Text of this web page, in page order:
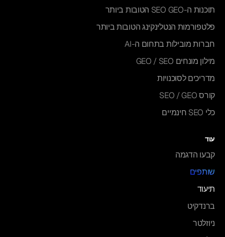
תוכנות ה-SEO GEO הטובות ביותר
פלטפורמות הנטלינקינג הטובות ביותר
חברות מובילות בתחום ה-AI
מילון מונחים GEO / SEO
מדריכים לסוכנויות
קורס SEO / GEO
כלי SEO חינמיים
עוד
קבעו הדגמה
שותפים
תיעוד
ברנדקיט
ניוזלטר